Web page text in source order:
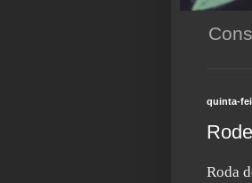
quinta-
Roda